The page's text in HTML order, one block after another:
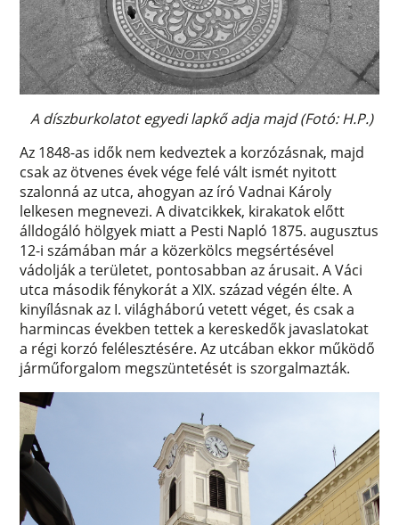
A díszburkolatot egyedi lapkő adja majd (Fotó: H.P.)
Az 1848-as idők nem kedveztek a korzózásnak, majd
csak az ötvenes évek vége felé vált ismét nyitott
szalonná az utca, ahogyan az író Vadnai Károly
lelkesen megnevezi. A divatcikkek, kirakatok előtt
álldogáló hölgyek miatt a Pesti Napló 1875. augusztus
12-i számában már a közerkölcs megsértésével
vádolják a területet, pontosabban az árusait. A Váci
utca második fénykorát a XIX. század végén élte. A
kinyílásnak az I. világháború vetett véget, és csak a
harmincas években tettek a kereskedők javaslatokat
a régi korzó felélesztésére. Az utcában ekkor működő
járműforgalom megszüntetését is szorgalmazták.